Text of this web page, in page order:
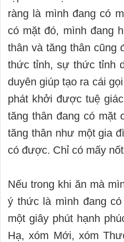
ràng là mình đang có
có mặt đó, mình đang
thân và tăng thân cũng
thức tỉnh, sự thức tỉnh
duyên giúp tạo ra cái
phát khởi được tuệ
tăng thân đang có mặt
tăng thân như một gia
có được. Chỉ có mấy
Nếu trong khi ăn mà
ý thức là mình đang
một giây phút hạnh
Hạ, xóm Mới, xóm